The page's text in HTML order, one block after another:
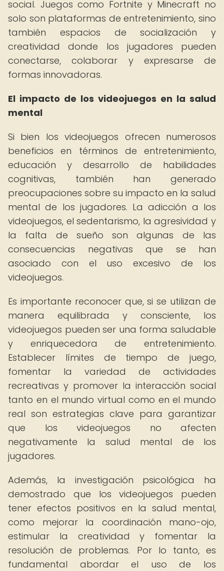
social. Juegos como Fortnite y Minecraft no
solo son plataformas de entretenimiento, sino
también espacios de socialización y
creatividad donde los jugadores pueden
conectarse, colaborar y expresarse de
formas innovadoras.
El impacto de los videojuegos en la salud
mental
Si bien los videojuegos ofrecen numerosos
beneficios en términos de entretenimiento,
educación y desarrollo de habilidades
cognitivas, también han generado
preocupaciones sobre su impacto en la salud
mental de los jugadores. La adicción a los
videojuegos, el sedentarismo, la agresividad y
la falta de sueño son algunas de las
consecuencias negativas que se han
asociado con el uso excesivo de los
videojuegos.
Es importante reconocer que, si se utilizan de
manera equilibrada y consciente, los
videojuegos pueden ser una forma saludable
y enriquecedora de entretenimiento.
Establecer límites de tiempo de juego,
fomentar la variedad de actividades
recreativas y promover la interacción social
tanto en el mundo virtual como en el mundo
real son estrategias clave para garantizar
que los videojuegos no afecten
negativamente la salud mental de los
jugadores.
Además, la investigación psicológica ha
demostrado que los videojuegos pueden
tener efectos positivos en la salud mental,
como mejorar la coordinación mano-ojo,
estimular la creatividad y fomentar la
resolución de problemas. Por lo tanto, es
fundamental abordar el uso de los